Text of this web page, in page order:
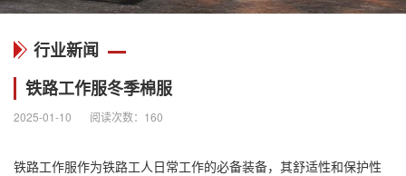
行业新闻
铁路工作服冬季棉服
2025-01-10 阅读次数： 160
铁路工作服作为铁路工人日常工作的必备装备，其舒适性和保护性